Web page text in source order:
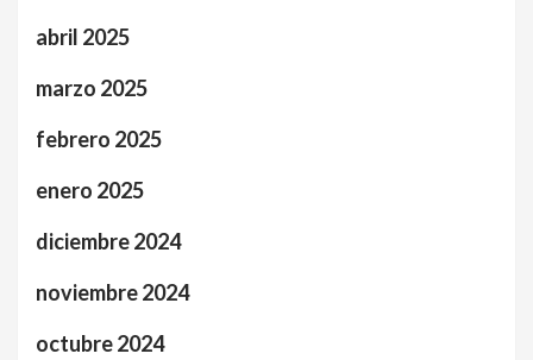
abril 2025
marzo 2025
febrero 2025
enero 2025
diciembre 2024
noviembre 2024
octubre 2024